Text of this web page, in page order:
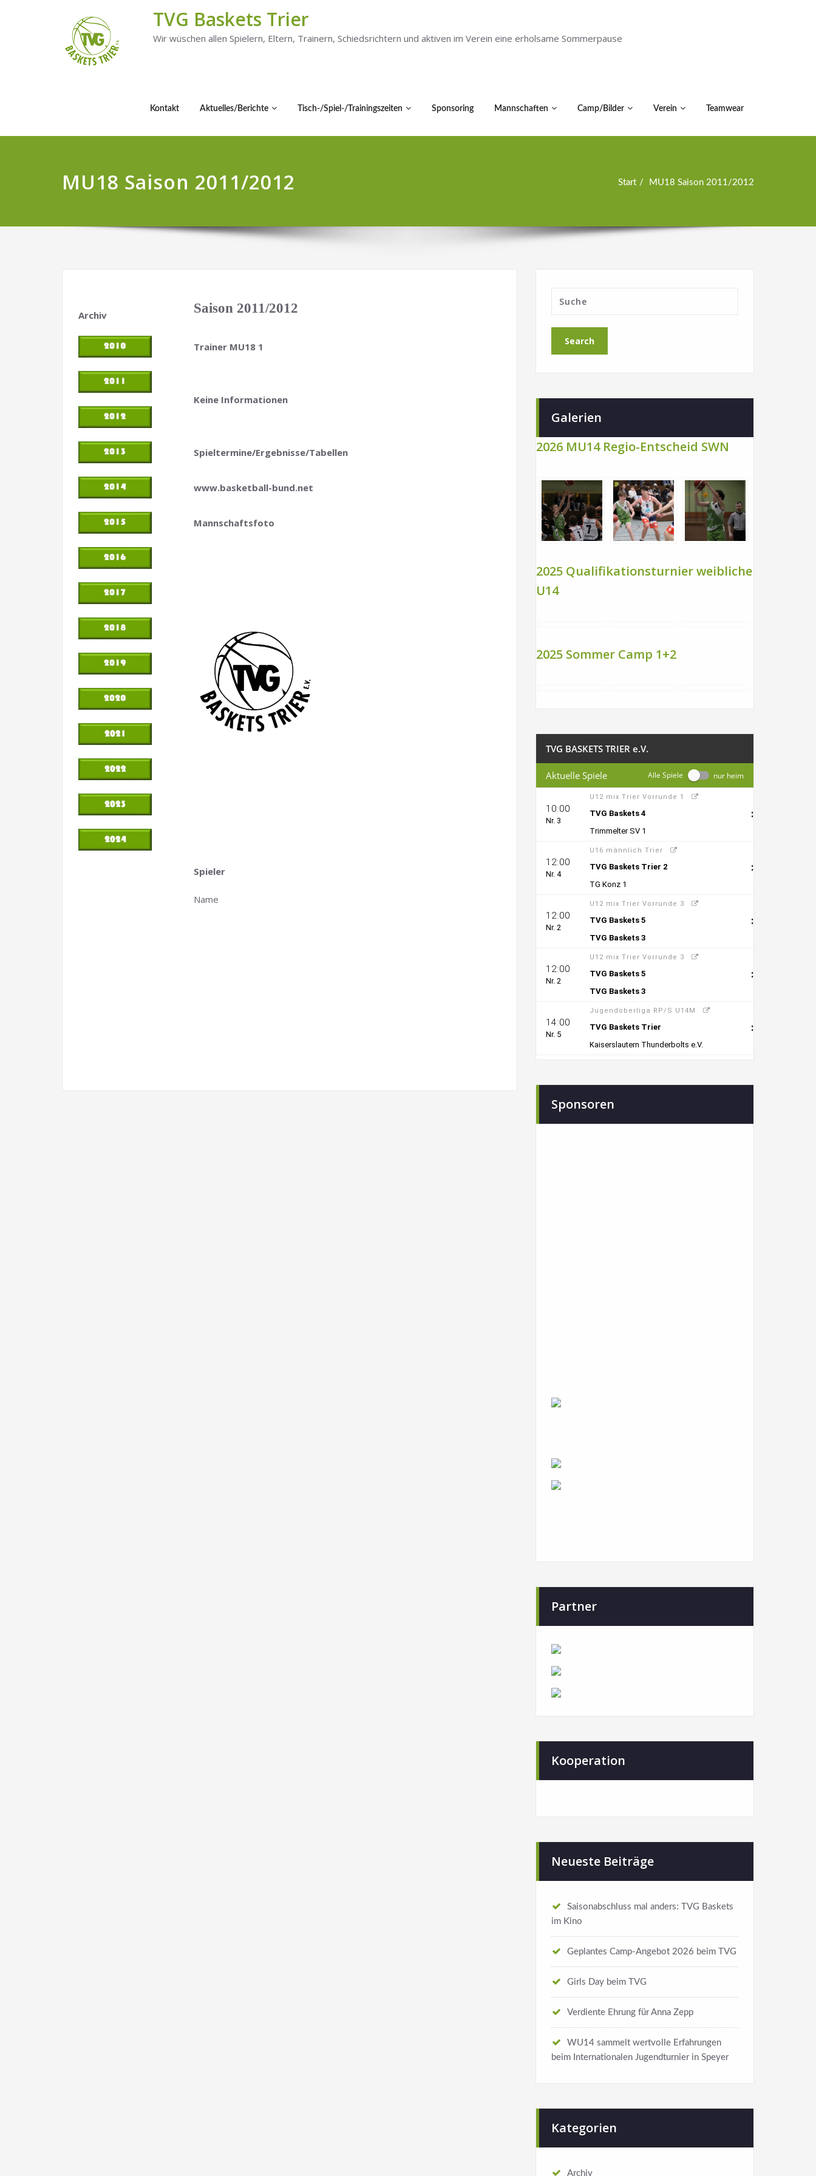
TVG Baskets Trier
Wir wüschen allen Spielern, Eltern, Trainern, Schiedsrichtern und aktiven im Verein eine erholsame Sommerpause
Kontakt Aktuelles/Berichte Tisch-/Spiel-/Trainingszeiten Sponsoring Mannschaften Camp/Bilder Verein Teamwear
MU18 Saison 2011/2012 Start MU18 Saison 2011/2012
Saison 2011/2012
Archiv
Trainer MU18 1
Keine Informationen
Spieltermine/Ergebnisse/Tabellen
www.basketball-bund.net
Mannschaftsfoto
Spieler
Name
Galerien
2026 MU14 Regio-Entscheid SWN
2025 Qualifikationsturnier weibliche
U14
2025 Sommer Camp 1+2
Sponsoren
Partner
Kooperation
Neueste Beiträge
Saisonabschluss mal anders: TVG Baskets
im Kino
Geplantes Camp-Angebot 2026 beim TVG
Girls Day beim TVG
Verdiente Ehrung für Anna Zepp
WU14 sammelt wertvolle Erfahrungen
beim Internationalen Jugendturnier in Speyer
Kategorien
Archiv